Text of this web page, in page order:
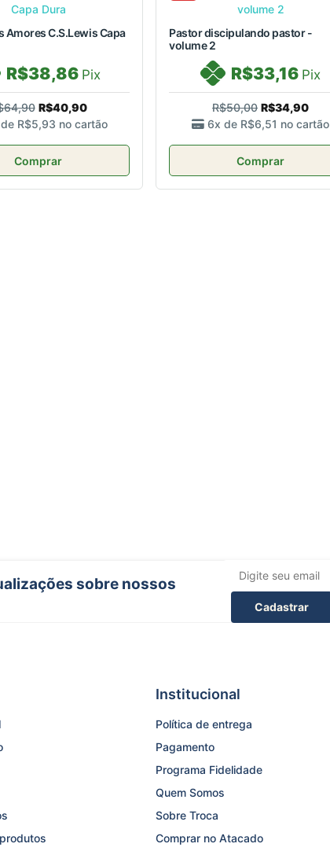
Amores C.S.Lewis Capa
R$38,86 Pix
R$40,90
R$5,93 no cartão
Comprar
Pastor discipulando pastor -
volume 2
R$33,16 Pix
R$50,00 R$34,90
6x de R$6,51 no cartão
Comprar
sobre nossos
Cadastrar
Institucional
Política de entrega
Pagamento
Programa Fidelidade
Quem Somos
Sobre Troca
Comprar no Atacado